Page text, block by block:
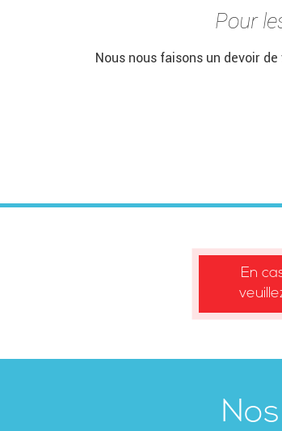
Pour
Nous nous faisons un devoir
En